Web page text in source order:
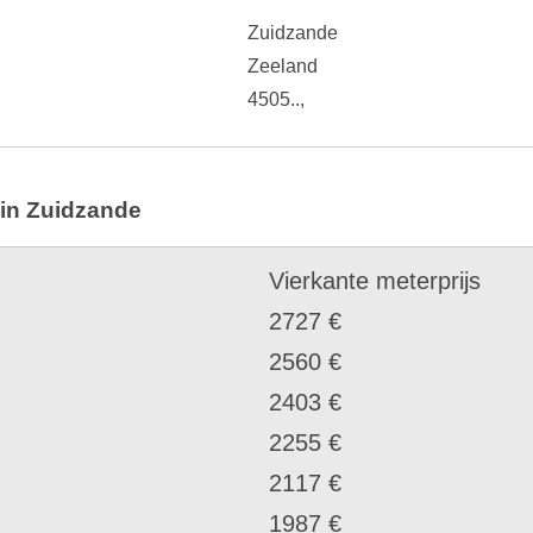
Zuidzande
Zeeland
4505..,
Zuidzande
Vierkante meterprijs
2727 €
2560 €
2403 €
2255 €
2117 €
1987 €